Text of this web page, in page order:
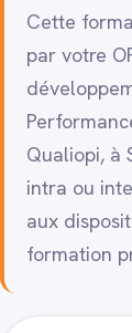
Cette
par votre
Qualiopi, à
intra ou
aux
formation